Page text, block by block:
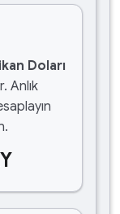
Doları
Anlık